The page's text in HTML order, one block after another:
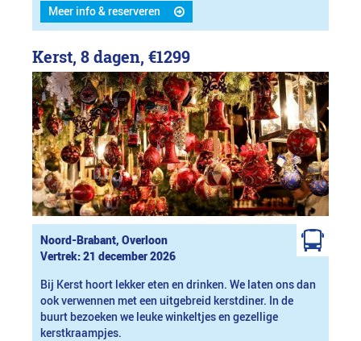
Meer info & reserveren
Kerst, 8 dagen, €1299
Noord-Brabant, Overloon
Vertrek: 21 december 2026
Bij Kerst hoort lekker eten en drinken. We laten ons dan
ook verwennen met een uitgebreid kerstdiner. In de
buurt bezoeken we leuke winkeltjes en gezellige
kerstkraampjes.